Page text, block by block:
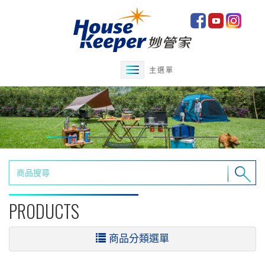
主選單
PRODUCTS
商品分類選單